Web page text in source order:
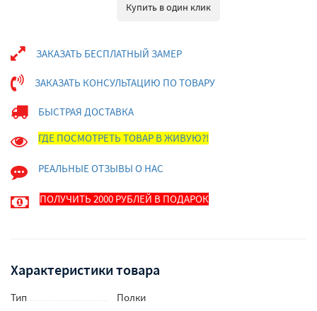
Купить в один клик
ЗАКАЗАТЬ БЕСПЛАТНЫЙ ЗАМЕР
ЗАКАЗАТЬ КОНСУЛЬТАЦИЮ ПО ТОВАРУ
БЫСТРАЯ ДОСТАВКА
ГДЕ ПОСМОТРЕТЬ ТОВАР В ЖИВУЮ?!
РЕАЛЬНЫЕ ОТЗЫВЫ О НАС
ПОЛУЧИТЬ 2000 РУБЛЕЙ В ПОДАРОК
Характеристики товара
Тип
Полки